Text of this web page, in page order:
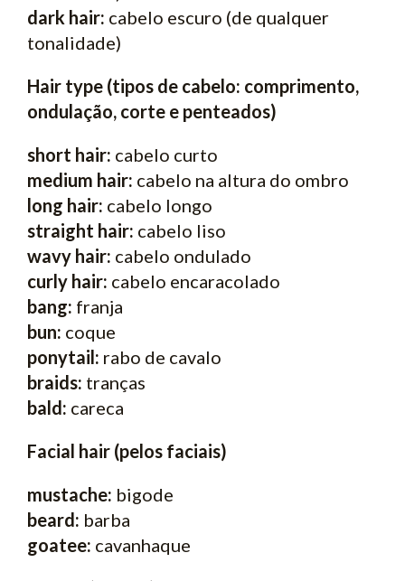
dark hair: cabelo escuro (de qualquer
tonalidade)
Hair type (tipos de cabelo: comprimento,
ondulação, corte e penteados)
short hair: cabelo curto
medium hair: cabelo na altura do ombro
long hair: cabelo longo
straight hair: cabelo liso
wavy hair: cabelo ondulado
curly hair: cabelo encaracolado
bang: franja
bun: coque
ponytail: rabo de cavalo
braids: tranças
bald: careca
Facial hair (pelos faciais)
mustache: bigode
beard: barba
goatee: cavanhaque